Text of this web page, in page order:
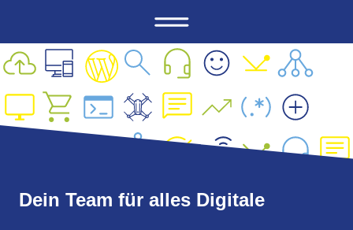
Dein Team für alles Digitale